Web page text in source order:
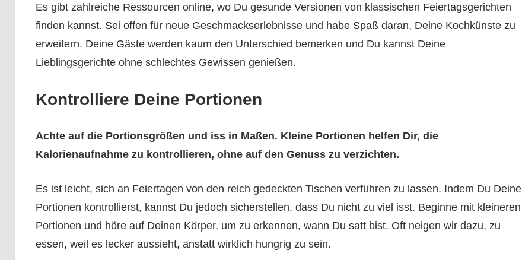
Es gibt zahlreiche Ressourcen online, wo Du gesunde Versionen von klassischen Feiertagsgerichten
finden kannst. Sei offen für neue Geschmackserlebnisse und habe Spaß daran, Deine Kochkünste zu
erweitern. Deine Gäste werden kaum den Unterschied bemerken und Du kannst Deine
Lieblingsgerichte ohne schlechtes Gewissen genießen.
Kontrolliere Deine Portionen
Achte auf die Portionsgrößen und iss in Maßen. Kleine Portionen helfen Dir, die
Kalorienaufnahme zu kontrollieren, ohne auf den Genuss zu verzichten.
Es ist leicht, sich an Feiertagen von den reich gedeckten Tischen verführen zu lassen. Indem Du Deine
Portionen kontrollierst, kannst Du jedoch sicherstellen, dass Du nicht zu viel isst. Beginne mit kleineren
Portionen und höre auf Deinen Körper, um zu erkennen, wann Du satt bist. Oft neigen wir dazu, zu
essen, weil es lecker aussieht, anstatt wirklich hungrig zu sein.